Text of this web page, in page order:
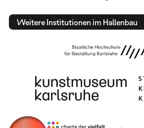
Weitere Institutionen im Hallenbau